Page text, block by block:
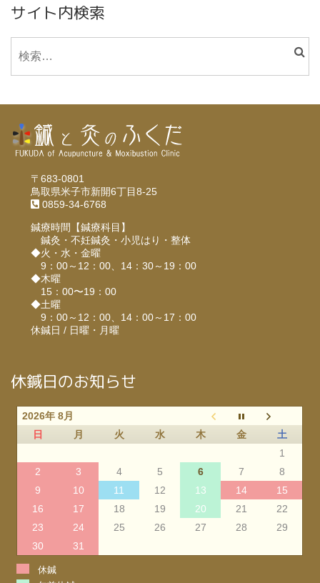
サイト内検索
〒683-0801
鳥取県米子市新開6丁目8-25
0859-34-6768
鍼療時間【鍼療科目】
鍼灸・不妊鍼灸・小児はり・整体
◆火・水・金曜
9：00～12：00、14：30～19：00
◆木曜
15：00〜19：00
◆土曜
9：00～12：00、14：00～17：00
休鍼日 / 日曜・月曜
休鍼日のお知らせ
2026年 8月
日
月 火 水 木 金
土
1
2
3 4 5 6 7
8
9
10 11 12 13 14
15
16
17 18 19 20 21
22
23
24 25 26 27 28
29
30
31
休鍼